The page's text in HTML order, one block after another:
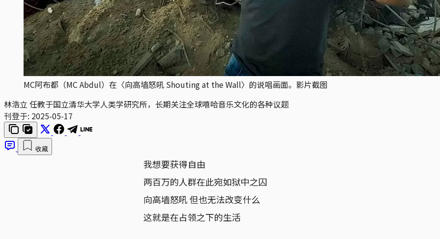
MC阿布都（MC Abdul）在〈向高墙怒吼 Shouting at the Wall〉的说唱画面。影片截图
林浩立 任教于国立清华大学人类学研究所，长期关注全球嘻哈音乐文化的各种议题
刊登于: 2025-05-17
收藏
我想要获得自由
两百万的人群在此宛如狱中之囚
向高墙怒吼 但也无法改变什么
这就是在占领之下的生活